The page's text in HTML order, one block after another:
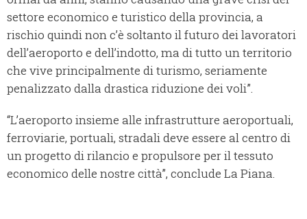
settore economico e turistico della provincia, a
rischio quindi non c’è soltanto il futuro dei lavoratori
dell’aeroporto e dell’indotto, ma di tutto un territorio
che vive principalmente di turismo, seriamente
penalizzato dalla drastica riduzione dei voli”.
“L’aeroporto insieme alle infrastrutture aeroportuali,
ferroviarie, portuali, stradali deve essere al centro di
un progetto di rilancio e propulsore per il tessuto
economico delle nostre città”, conclude La Piana.